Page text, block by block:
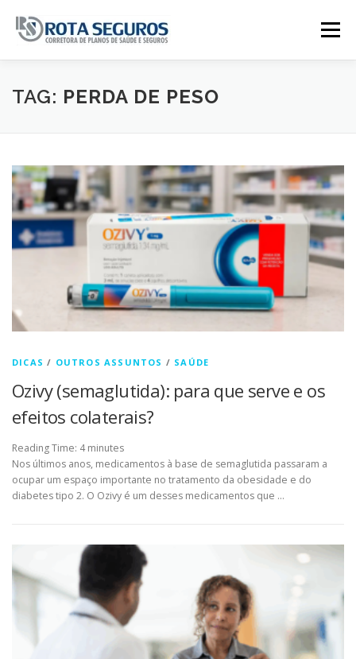
Menu
Página Principal Planos
TAG: PERDA DE PESO
DICAS / OUTROS ASSUNTOS / SAÚDE
Ozivy (semaglutida): para que serve e os
efeitos colaterais?
Reading Time: 4 minutes
Nos últimos anos, medicamentos à base de semaglutida passaram a
ocupar um espaço importante no tratamento da obesidade e do
diabetes tipo 2. O Ozivy é um desses medicamentos que …